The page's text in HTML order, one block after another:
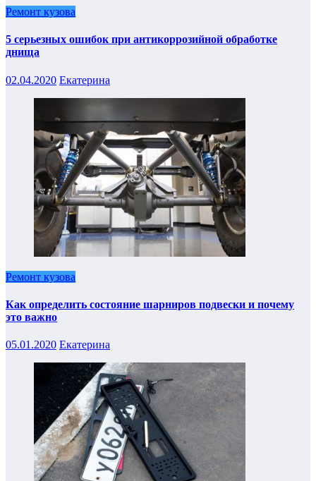
Ремонт кузова
5 серьезных ошибок при антикоррозийной обработке
днища
02.04.2020 Екатерина
Ремонт кузова
Как определить состояние шарниров подвески и почему
это важно
05.01.2020 Екатерина